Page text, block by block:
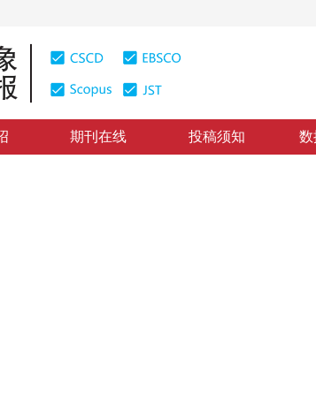
期刊在线 投稿须知 数